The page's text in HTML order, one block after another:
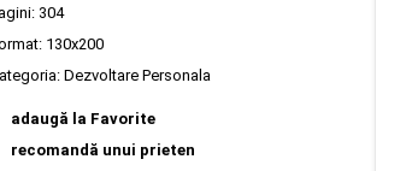
304
130x200
Dezvoltare Personala
adaugă la Favorite
recomandă unui prieten